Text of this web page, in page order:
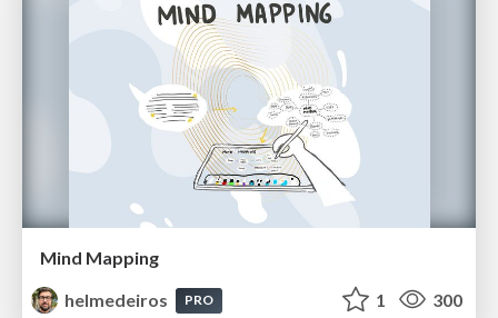
Mind Mapping
helmedeiros
PRO 1 300